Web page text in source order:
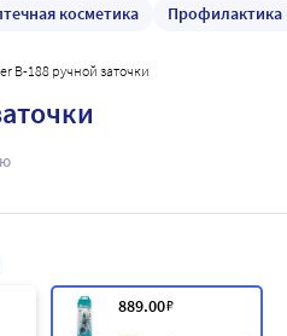
косметика Профилактика
B-188 ручной заточки
889.00₽